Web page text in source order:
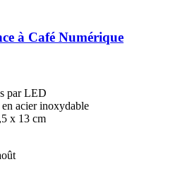
à Café Numérique
par LED
en acier inoxydable
x 13 cm